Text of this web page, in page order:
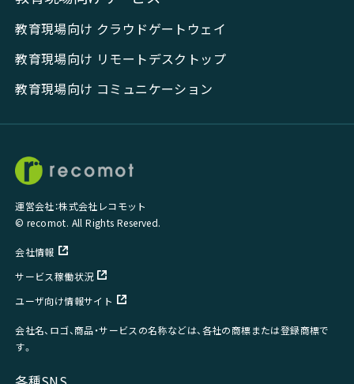
教育現場向け クラウドゲートウェイ
教育現場向け リモートデスクトップ
教育現場向け コミュニケーション
運営会社：株式会社レコモット
© recomot. All Rights Reserved.
会社情報
サービス稼働状況
ユーザ向け情報サイト
会社名、ロゴ、商品・サービスの名称などは、各社の商標または登録商標で
す。